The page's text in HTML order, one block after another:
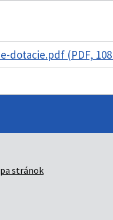
dotacie.pdf (PDF,
stránok